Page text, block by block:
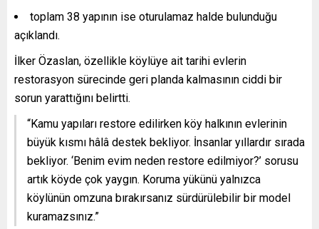
toplam 38 yapının ise oturulamaz halde bulunduğu
açıklandı.
İlker Özaslan, özellikle köylüye ait tarihi evlerin
restorasyon sürecinde geri planda kalmasının ciddi bir
sorun yarattığını belirtti.
“Kamu yapıları restore edilirken köy halkının evlerinin
büyük kısmı hâlâ destek bekliyor. İnsanlar yıllardır sırada
bekliyor. ‘Benim evim neden restore edilmiyor?’ sorusu
artık köyde çok yaygın. Koruma yükünü yalnızca
köylünün omzuna bırakırsanız sürdürülebilir bir model
kuramazsınız.”